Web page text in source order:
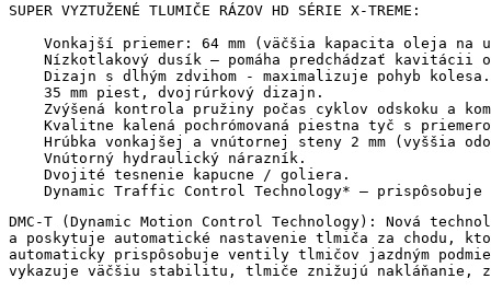
SUPER VYZTUŽENÉ TLUMIČE RÁZOV HD SÉRIE X-TREME:
Vonkajší priemer: 64 mm (väčšia kapacita oleja na
Nízkotlakový dusík – pomáha predchádzať kavitácii
    Dizajn s dlhým zdvihom - maximalizuje pohyb kolesa.
    35 mm piest, dvojrúrkový dizajn.
Zvýšená kontrola pružiny počas cyklov odskoku a
Kvalitne kalená pochrómovaná piestna tyč s
Hrúbka vonkajšej a vnútornej steny 2 mm (vyššia
    Vnútorný hydraulický nárazník.
    Dvojité tesnenie kapucne / goliera.
DMC-T (Dynamic Motion Control Technology): Nová
a poskytuje automatické nastavenie tlmiča za chodu,
automaticky prispôsobuje ventily tlmičov jazdným
vykazuje väčšiu stabilitu, tlmiče znižujú nakláňanie,